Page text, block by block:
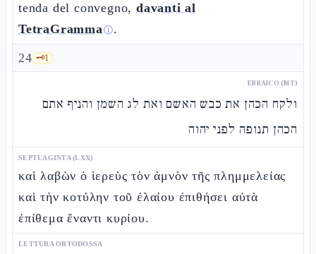
tenda del convegno,davanti al
TetraGrammaⓘ.
24 🗝️1
EBRAICO (MT)
ולקח הכהן את כבש האשם ואת לג השמן והניף אתם
הכהן תנופה לפני יהוה
SEPTUAGINTA (LXX)
καὶ λαβὼν ὁ ἱερεὺς τὸν ἀμνὸν τῆς πλημμελείας
καὶ τὴν κοτύλην τοῦ ἐλαίου ἐπιθήσει αὐτὰ
ἐπίθεμα ἔναντι κυρίου.
LETTURA ORTODOSSA